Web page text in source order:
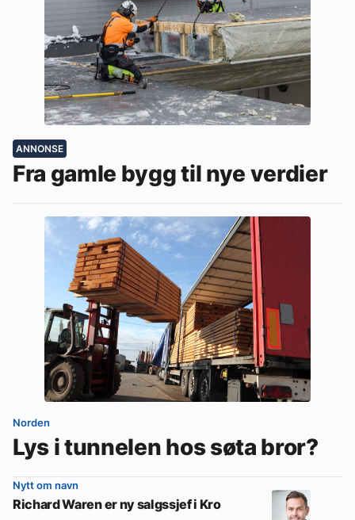
ANNONSE
Fra gamle bygg til nye verdier
Norden
Lys i tunnelen hos søta bror?
Nytt om navn
Richard Waren er ny salgssjef i Kro